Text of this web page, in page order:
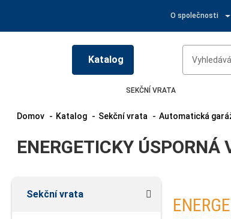
O společnosti
Katalog
SEKČNÍ VRATA
Domov Katalog Sekční vrata Automatická
ENERGETICKY ÚSPORNÁ
Sekční vrata